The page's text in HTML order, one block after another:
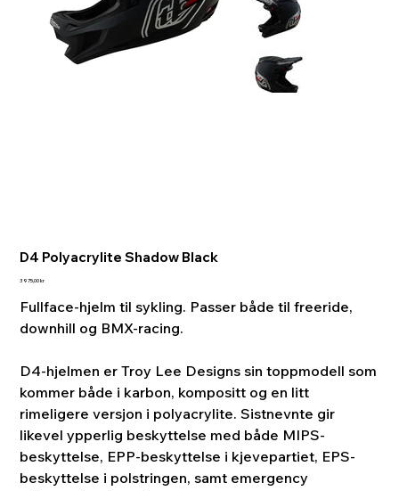
D4 Polyacrylite Shadow Black
Pris
3 975,00 kr
Fullface-hjelm til sykling. Passer både til freeride,
downhill og BMX-racing.
D4-hjelmen er Troy Lee Designs sin toppmodell som
kommer både i karbon, kompositt og en litt
rimeligere versjon i polyacrylite. Sistnevnte gir
likevel ypperlig beskyttelse med både MIPS-
beskyttelse, EPP-beskyttelse i kjevepartiet, EPS-
beskyttelse i polstringen, samt emergency